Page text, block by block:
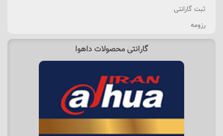
ثبت گارانتی
رزومه
گارانتی محصولات داهوا